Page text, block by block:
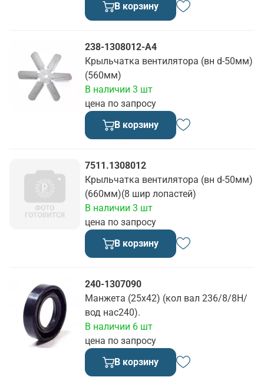
В корзину
238-1308012-А4
Крыльчатка вентилятора (вн d-50мм)
(560мм)
цена по запросу
В наличии 3 шт
В корзину
7511.1308012
Крыльчатка вентилятора (вн d-50мм)
(660мм)(8 шир лопастей)
цена по запросу
В наличии 3 шт
В корзину
240-1307090
Манжета (25х42) (кол вал 236/8/8Н/
вод нас240).
цена по запросу
В наличии 6 шт
В корзину